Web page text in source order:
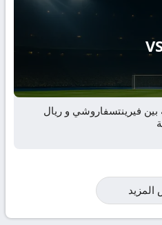
بين فيرينتسفاروشي و ريال